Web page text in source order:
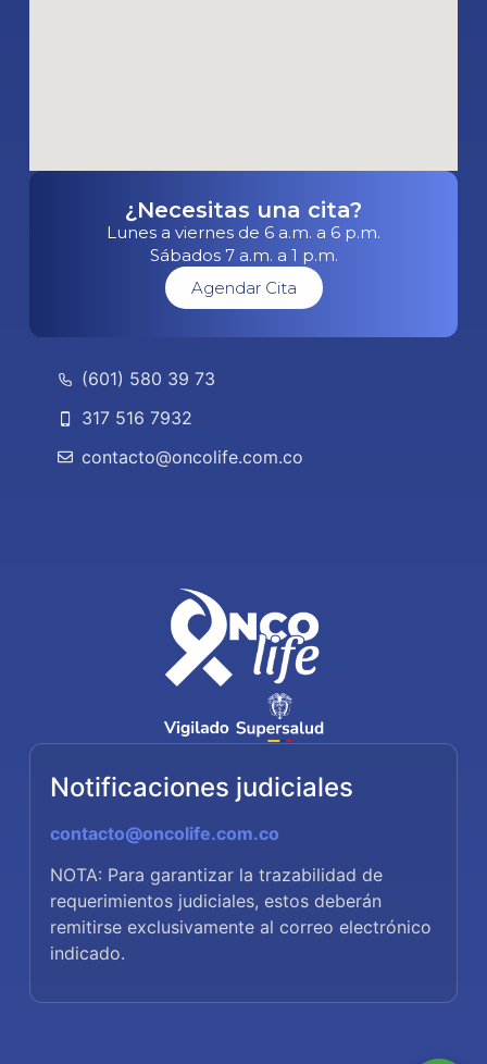
Notificaciones judiciales
contacto@oncolife.com.co
NOTA: Para garantizar la trazabilidad de
requerimientos judiciales, estos deberán
remitirse exclusivamente al correo electrónico
indicado.
¿Necesitas una cita?
Lunes a viernes de 6 a.m. a 6 p.m.
Sábados 7 a.m. a 1 p.m.
Agendar Cita
(601) 580 39 73
317 516 7932
contacto@oncolife.com.co